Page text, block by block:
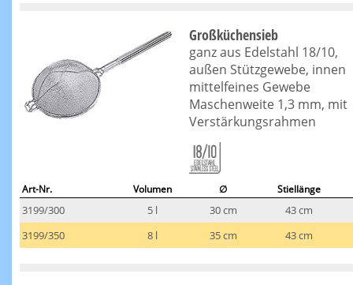
Großküchensieb
ganz aus Edelstahl 18/10,
außen Stützgewebe, innen
mittelfeines Gewebe
Maschenweite 1,3 mm, mit
Verstärkungsrahmen
Art-Nr. Volumen ∅ Stiellänge
3199/300 5 l 30 cm
43 cm
3199/350
8 l 35 cm 43 cm